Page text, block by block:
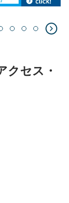
クセス・